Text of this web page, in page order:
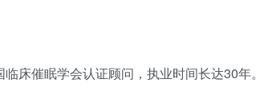
床催眠学会认证顾问，执业时间长达30年。